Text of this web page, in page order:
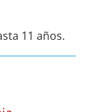
11 años.